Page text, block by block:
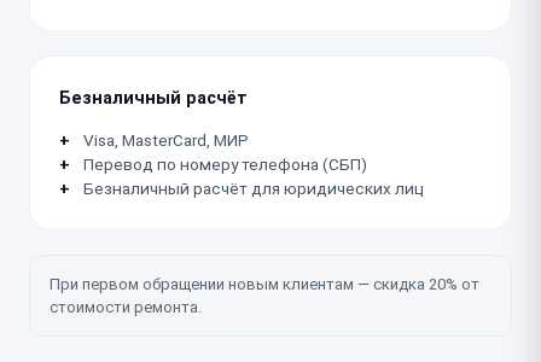
Безналичный расчёт
Visa, MasterCard, МИР
Перевод по номеру телефона (СБП)
Безналичный расчёт для юридических лиц
При первом обращении новым клиентам — скидка 20% от
стоимости ремонта.